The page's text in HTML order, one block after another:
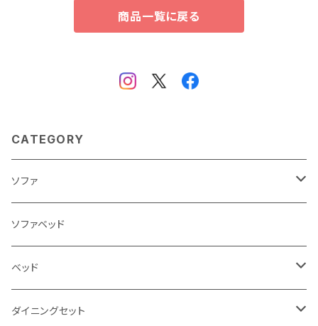
商品一覧に戻る
CATEGORY
ソファ
3人掛け
2.5人掛け
2人掛け
ソファベッド
ベッド
シングルサイズ以下（フレームのみ）
ダイニングセット